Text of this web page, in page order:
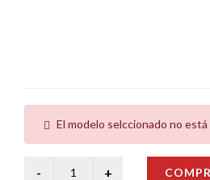
El modelo selccionado no